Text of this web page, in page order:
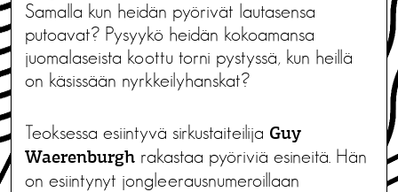
Samalla kun heidän pyörivät lautasensa
putoavat? Pysyykö heidän kokoamansa
juomalaseista koottu torni pystyssä, kun heillä
on käsissään nyrkkeilyhanskat?
Teoksessa esiintyvä sirkustaiteilija Guy
Waerenburgh rakastaa pyöriviä esineitä. Hän
on esiintynyt jongleerausnumeroillaan